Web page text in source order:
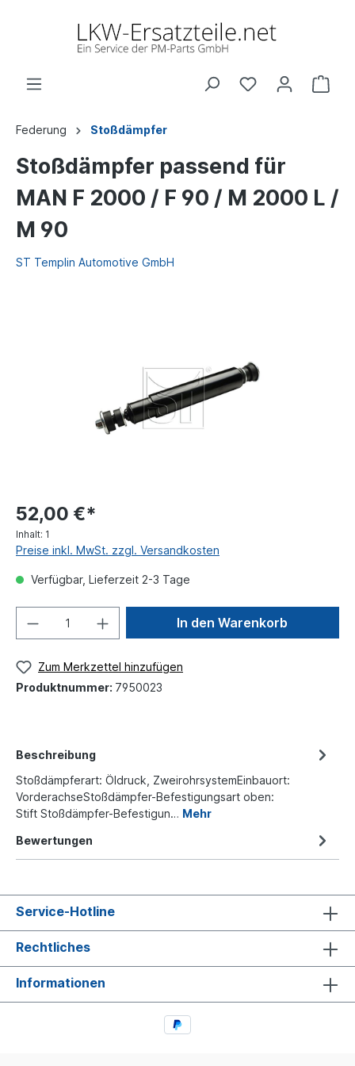
Federung Stoßdämpfer
Stoßdämpfer passend für
MAN F 2000 / F 90 / M 2000 L /
M 90
ST Templin Automotive GmbH
52,00 €*
Inhalt: 1
Preise inkl. MwSt. zzgl. Versandkosten
Verfügbar, Lieferzeit 2-3 Tage
In den Warenkorb
Zum Merkzettel hinzufügen
Produktnummer: 7950023
Beschreibung
Stoßdämpferart: Öldruck, ZweirohrsystemEinbauort:
VorderachseStoßdämpfer-Befestigungsart oben:
Stift Stoßdämpfer-Befestigun… Mehr
Bewertungen
Service-Hotline
Rechtliches
Informationen